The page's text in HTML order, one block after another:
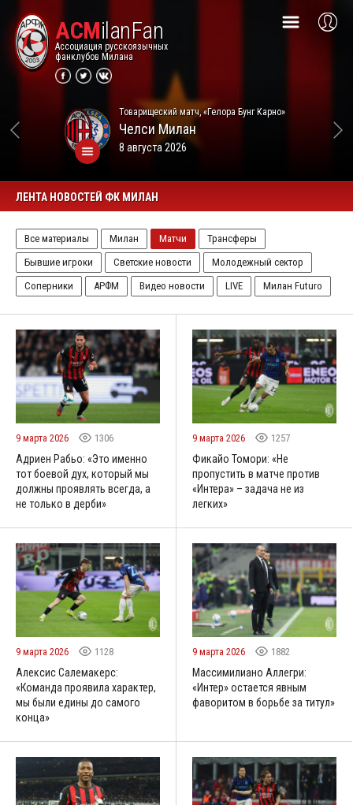
ACMilanFan
Ассоциация русскоязычных
фанклубов Милана
Товарищеский матч, «Гелора Бунг Карно»
ЧелсиМилан
8 августа 2026
ЛЕНТА НОВОСТЕЙ ФК МИЛАН
Все материалы Милан Матчи
Трансферы
Бывшие игроки
Светские новости
Молодежный сектор
Соперники
АРФМ Видео новости LIVE Милан Futuro
9 марта 2026 1306
Адриен Рабьо: «Это именно
тот боевой дух, который мы
должны проявлять всегда, а
не только в дерби»
9 марта 2026 1257
Фикайо Томори: «Не
пропустить в матче против
«Интера» – задача не из
легких»
9 марта 2026 1128
Алексис Салемакерс:
«Команда проявила характер,
мы были едины до самого
конца»
9 марта 2026 1882
Массимилиано Аллегри:
«Интер» остается явным
фаворитом в борьбе за титул»